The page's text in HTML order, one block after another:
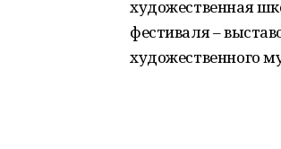
художественная
фестиваля –
художественного